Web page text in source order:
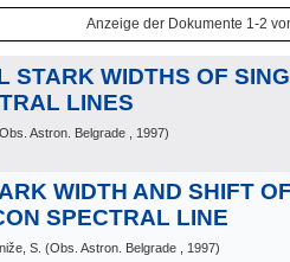
Anzeige der Dokumente 1-2
STARK WIDTHS OF
LINES
Obs. Astron. Belgrade , 1997)
WIDTH AND SHIFT
SPECTRAL LINE
S. (Obs. Astron. Belgrade , 1997)